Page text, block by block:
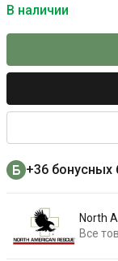
В наличии
+36 бонусных
North
Все